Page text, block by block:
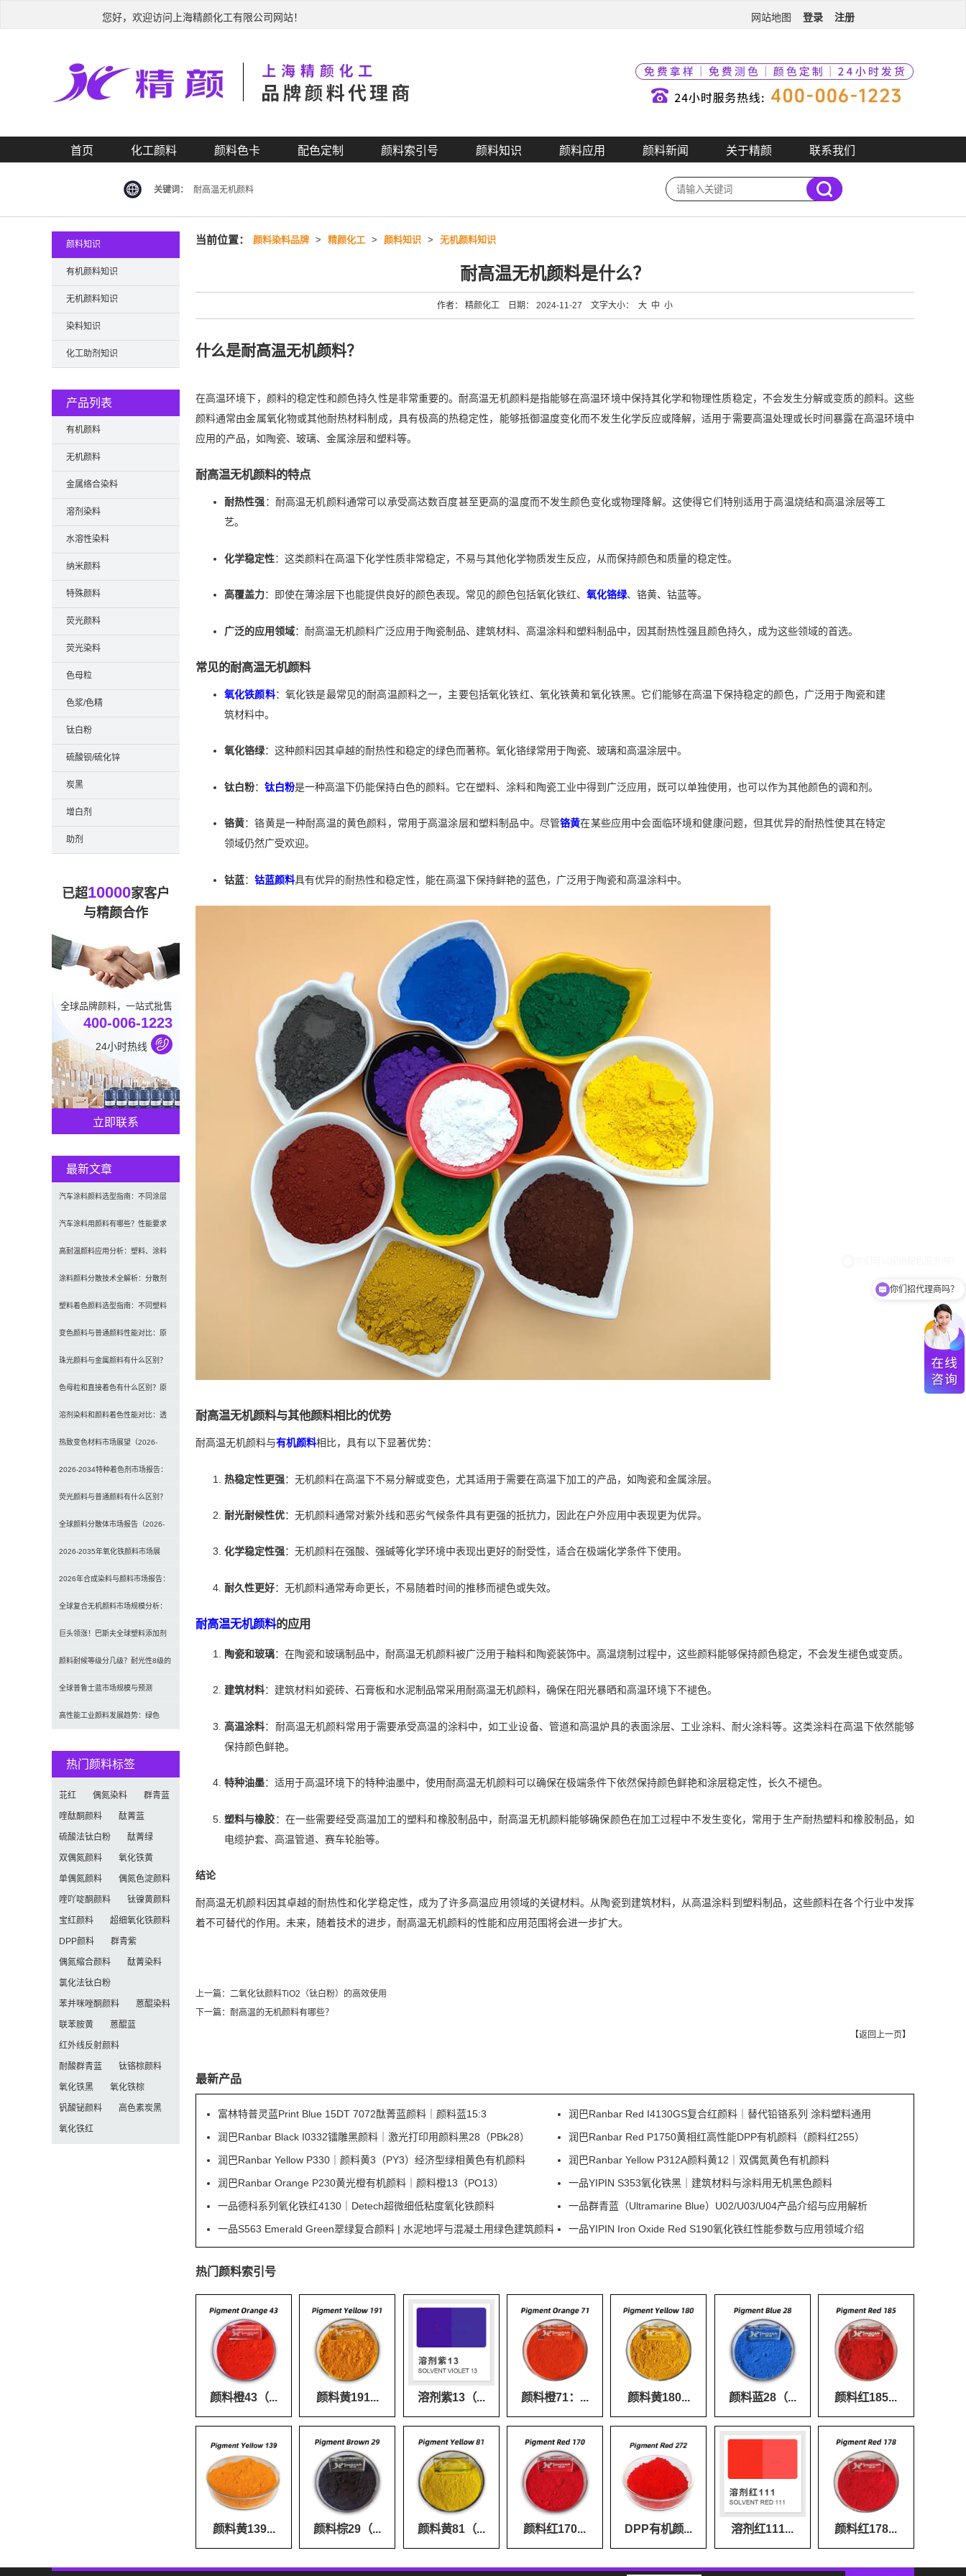
您好，欢迎访问上海精颜化工有限公司网站！ 网站地图 登录 注册
首页 化工颜料 颜料色卡 配色定制 颜料索引号 颜料知识 颜料应用 颜料新闻 关于精颜 联系我们
关键词： 耐高温无机颜料
当前位置： 颜料染料品牌 > 精颜化工 > 颜料知识 > 无机颜料知识
耐高温无机颜料是什么？
作者： 精颜化工 日期： 2024-11-27 文字大小： 大 中 小
什么是耐高温无机颜料？
在高温环境下，颜料的稳定性和颜色持久性是非常重要的。耐高温无机颜料是指能够在高温环境中保持其化学和物理性质稳定，不会发生分解或变质的颜料。这些
颜料通常由金属氧化物或其他耐热材料制成，具有极高的热稳定性，能够抵御温度变化而不发生化学反应或降解，适用于需要高温处理或长时间暴露在高温环境中
应用的产品，如陶瓷、玻璃、金属涂层和塑料等。
耐高温无机颜料的特点
耐热性强：耐高温无机颜料通常可以承受高达数百度甚至更高的温度而不发生颜色变化或物理降解。这使得它们特别适用于高温烧结和高温涂层等工
艺。
化学稳定性：这类颜料在高温下化学性质非常稳定，不易与其他化学物质发生反应，从而保持颜色和质量的稳定性。
高覆盖力：即使在薄涂层下也能提供良好的颜色表现。常见的颜色包括氧化铁红、 氧化铬绿、铬黄、钴蓝等。
广泛的应用领域：耐高温无机颜料广泛应用于陶瓷制品、建筑材料、高温涂料和塑料制品中，因其耐热性强且颜色持久，成为这些领域的首选。
常见的耐高温无机颜料
氧化铁颜料：氧化铁是最常见的耐高温颜料之一，主要包括氧化铁红、氧化铁黄和氧化铁黑。它们能够在高温下保持稳定的颜色，广泛用于陶瓷和建
筑材料中。
氧化铬绿：这种颜料因其卓越的耐热性和稳定的绿色而著称。氧化铬绿常用于陶瓷、玻璃和高温涂层中。
钛白粉： 钛白粉是一种高温下仍能保持白色的颜料。它在塑料、涂料和陶瓷工业中得到广泛应用，既可以单独使用，也可以作为其他颜色的调和剂。
铬黄：铬黄是一种耐高温的黄色颜料，常用于高温涂层和塑料制品中。尽管铬黄在某些应用中会面临环境和健康问题，但其优异的耐热性使其在特定
领域仍然广受欢迎。
钴蓝： 钴蓝颜料具有优异的耐热性和稳定性，能在高温下保持鲜艳的蓝色，广泛用于陶瓷和高温涂料中。
耐高温无机颜料与其他颜料相比的优势
耐高温无机颜料与有机颜料相比，具有以下显著优势：
热稳定性更强：无机颜料在高温下不易分解或变色，尤其适用于需要在高温下加工的产品，如陶瓷和金属涂层。
耐光耐候性优：无机颜料通常对紫外线和恶劣气候条件具有更强的抵抗力，因此在户外应用中表现更为优异。
化学稳定性强：无机颜料在强酸、强碱等化学环境中表现出更好的耐受性，适合在极端化学条件下使用。
耐久性更好：无机颜料通常寿命更长，不易随着时间的推移而褪色或失效。
耐高温无机颜料的应用
陶瓷和玻璃：在陶瓷和玻璃制品中，耐高温无机颜料被广泛用于釉料和陶瓷装饰中。高温烧制过程中，这些颜料能够保持颜色稳定，不会发生褪色或变质。
建筑材料：建筑材料如瓷砖、石膏板和水泥制品常采用耐高温无机颜料，确保在阳光暴晒和高温环境下不褪色。
高温涂料：耐高温无机颜料常用于需要承受高温的涂料中，如工业设备、管道和高温炉具的表面涂层、工业涂料、耐火涂料等。这类涂料在高温下依然能够
保持颜色鲜艳。
特种油墨：适用于高温环境下的特种油墨中，使用耐高温无机颜料可以确保在极端条件下依然保持颜色鲜艳和涂层稳定性，长久不褪色。
塑料与橡胶：在一些需要经受高温加工的塑料和橡胶制品中，耐高温无机颜料能够确保颜色在加工过程中不发生变化，常用于生产耐热塑料和橡胶制品，如
电缆护套、高温管道、赛车轮胎等。
结论
耐高温无机颜料因其卓越的耐热性和化学稳定性，成为了许多高温应用领域的关键材料。从陶瓷到建筑材料，从高温涂料到塑料制品，这些颜料在各个行业中发挥
着不可替代的作用。未来，随着技术的进步，耐高温无机颜料的性能和应用范围将会进一步扩大。
上一篇： 二氧化钛颜料TiO2（钛白粉）的高效使用
下一篇： 耐高温的无机颜料有哪些？
【返回上一页】
最新产品
富林特普灵蓝Print Blue 15DT 7072酞菁蓝颜料｜颜料蓝15:3
润巴Ranbar Red I4130GS复合红颜料｜替代铅铬系列 涂料塑料通用
润巴Ranbar Black I0332镭雕黑颜料｜激光打印用颜料黑28（PBk28）
润巴Ranbar Red P1750黄相红高性能DPP有机颜料（颜料红255）
润巴Ranbar Yellow P330｜颜料黄3（PY3）经济型绿相黄色有机颜料
润巴Ranbar Yellow P312A颜料黄12｜双偶氮黄色有机颜料
润巴Ranbar Orange P230黄光橙有机颜料｜颜料橙13（PO13）
一品YIPIN S353氧化铁黑｜建筑材料与涂料用无机黑色颜料
一品德科系列氧化铁红4130｜Detech超微细低粘度氧化铁颜料
一品群青蓝（Ultramarine Blue）U02/U03/U04产品介绍与应用解析
一品S563 Emerald Green翠绿复合颜料 | 水泥地坪与混凝土用绿色建筑颜料
一品YIPIN Iron Oxide Red S190氧化铁红性能参数与应用领域介绍
热门颜料索引号
颜料橙43（... 颜料黄191... 溶剂紫13（... 颜料橙71：... 颜料黄180... 颜料蓝28（... 颜料红185...
颜料黄139... 颜料棕29（... 颜料黄81（... 颜料红170... DPP有机颜... 溶剂红111... 颜料红178...
颜料知识
有机颜料知识
无机颜料知识
染料知识
化工助剂知识
产品列表
有机颜料
无机颜料
金属络合染料
溶剂染料
水溶性染料
纳米颜料
特殊颜料
荧光颜料
荧光染料
色母粒
色浆/色精
钛白粉
硫酸钡/硫化锌
炭黑
增白剂
助剂
已超10000家客户
与精颜合作
全球品牌颜料，一站式批售
400-006-1223
24小时热线
立即联系
最新文章
汽车涂料颜料选型指南：不同涂层
应用要求、OEM与修补漆用颜料区
别及常见问题
汽车涂料用颜料有哪些？性能要求
及常用颜料类型介绍
高耐温颜料应用分析：塑料、涂料
及工程材料的选型原则与行业实践
涂料颜料分散技术全解析：分散剂
选型、研磨工艺及常见问题解决
塑料着色颜料选型指南：不同塑料
材料如何选择合适颜料？
变色颜料与普通颜料性能对比：原
理、特点及应用差异解析
珠光颜料与金属颜料有什么区别？
原理、效果与应用对比
色母粒和直接着色有什么区别？原
理、性能与应用全面对比
溶剂染料和颜料着色性能对比：透
明性、耐候性与应用选择全解析
热致变色材料市场展望（2026-
2034）：2034年将达336亿美元，
亚太份额超四成
2026-2034特种着色剂市场报告：
规模、份额、趋势及预测
荧光颜料与普通颜料有什么区别？
发光原理、性能对比及应用解析
全球颜料分散体市场报告（2026-
2033）：无机颜料主导，涂料为最
大应用
2026-2035年氧化铁颜料市场展
望：全球规模将达41亿美元，建筑
行业领跑
2026年合成染料与颜料市场报告：
规模、趋势及2030年增长预测
（CAGR 7.1%）
全球复合无机颜料市场规模分析：
2035年达5.39亿美元，建筑与涂料
需求推动增长
巨头领涨！巴斯夫全球塑料添加剂
涨价20% 原材料成本推高行业价格
颜料耐候等级分几级？耐光性8级的
定义及耐候性测试标准解析
全球普鲁士蓝市场规模与预测
（2026-2034）：按类型、形式、
高性能工业颜料发展趋势：绿色
热门颜料标签
苝红 偶氮染料 群青蓝
喹酞酮颜料 酞菁蓝
硫酸法钛白粉 酞菁绿
双偶氮颜料 氧化铁黄
单偶氮颜料 偶氮色淀颜料
喹吖啶酮颜料 钛镍黄颜料
宝红颜料 超细氧化铁颜料
DPP颜料 群青紫
偶氮缩合颜料 酞菁染料
氯化法钛白粉
苯并咪唑酮颜料 蒽醌染料
联苯胺黄 蒽醌蓝
红外线反射颜料
耐酸群青蓝 钛铬棕颜料
氧化铁黑 氧化铁棕
钒酸铋颜料 高色素炭黑
氧化铁红
你们招代理商吗？